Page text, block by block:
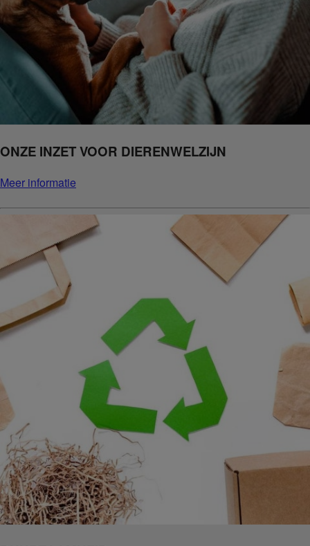
ONZE INZET VOOR DIERENWELZIJN
Meer informatie